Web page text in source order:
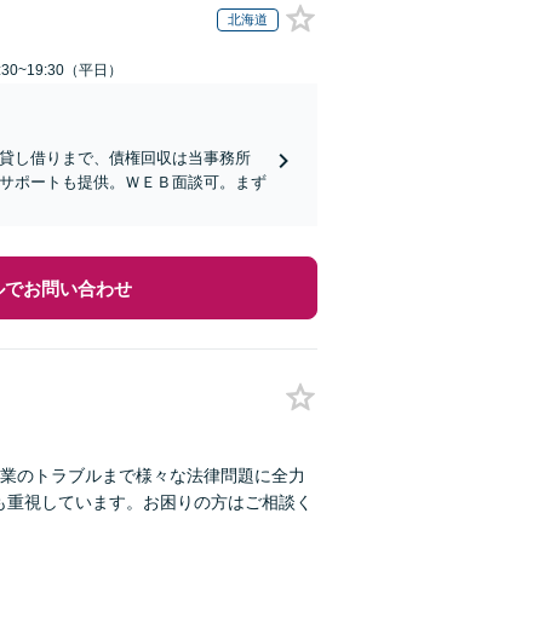
北海道
（平日）
し借りまで、債権回収は当事務所
ポートも提供。ＷＥＢ面談可。まず
でお問い合わせ
のトラブルまで様々な法律問題に全力
視しています。お困りの方はご相談く